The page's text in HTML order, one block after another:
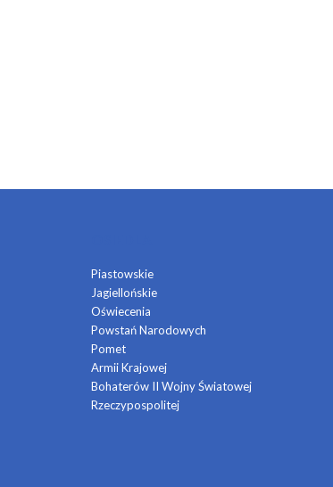
Piastowskie
Jagiellońskie
Oświecenia
Powstań Narodowych
Pomet
Armii Krajowej
Bohaterów II Wojny Światowej
Rzeczypospolitej